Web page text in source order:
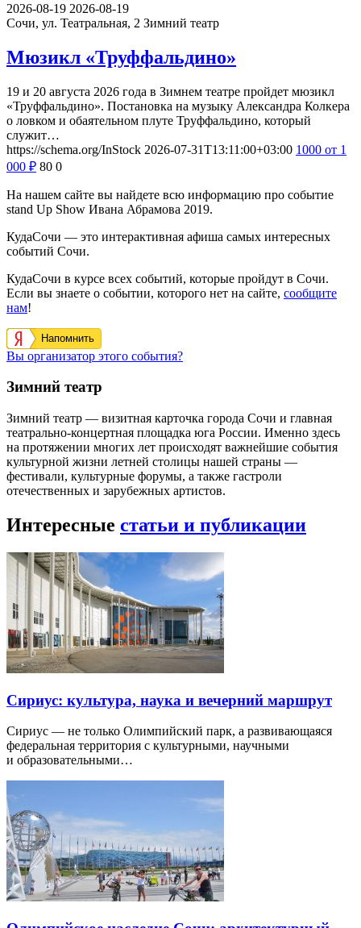
2026-08-19 2026-08-19
Сочи, ул. Театральная, 2 Зимний театр
Мюзикл «Труффальдино»
19 и 20 августа 2026 года в Зимнем театре пройдет мюзикл
«Труффальдино». Постановка на музыку Александра Колкера
о ловком и обаятельном плуте Труффальдино, который
служит…
https://schema.org/InStock 2026-07-31T13:11:00+03:00 1000 от 1
000 ₽ 80 0
На нашем сайте вы найдете всю информацию про событие
stand Up Show Ивана Абрамова 2019.
КудаСочи — это интерактивная афиша самых интересных
событий Сочи.
КудаСочи в курсе всех событий, которые пройдут в Сочи.
Если вы знаете о событии, которого нет на сайте, сообщите
нам!
Напомнить
Вы организатор этого события?
Зимний театр
Зимний театр — визитная карточка города Сочи и главная
театрально-концертная площадка юга России. Именно здесь
на протяжении многих лет происходят важнейшие события
культурной жизни летней столицы нашей страны —
фестивали, культурные форумы, а также гастроли
отечественных и зарубежных артистов.
Интересные статьи и публикации
Сириус: культура, наука и вечерний маршрут
Сириус — не только Олимпийский парк, а развивающаяся
федеральная территория с культурными, научными
и образовательными…